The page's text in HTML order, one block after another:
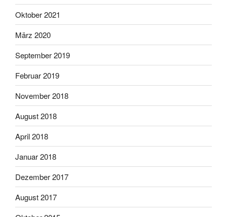
Oktober 2021
März 2020
September 2019
Februar 2019
November 2018
August 2018
April 2018
Januar 2018
Dezember 2017
August 2017